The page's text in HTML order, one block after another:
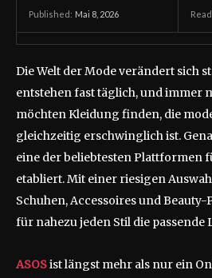
Published: Mai 8, 2026
Die Welt der Mode verändert sich
entstehen fast täglich, und immer
möchten Kleidung finden, die
gleichzeitig erschwinglich ist.
eine der beliebtesten Plattformen
etabliert. Mit einer riesigen
Schuhen, Accessoires und
für nahezu jeden Stil die passende
ASOSist längst mehr als nur ein